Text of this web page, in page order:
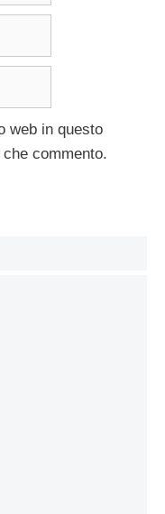
web in questo
commento.